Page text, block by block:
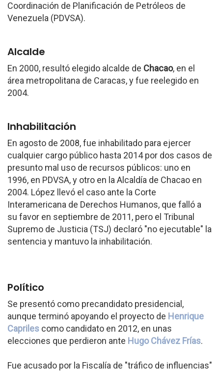
Coordinación de Planificación de Petróleos de
Venezuela (PDVSA).
Alcalde
En 2000, resultó elegido alcalde de Chacao, en el
área metropolitana de Caracas, y fue reelegido en
2004.
Inhabilitación
En agosto de 2008, fue inhabilitado para ejercer
cualquier cargo público hasta 2014 por dos casos de
presunto mal uso de recursos públicos: uno en
1996, en PDVSA, y otro en la Alcaldía de Chacao en
2004. López llevó el caso ante la Corte
Interamericana de Derechos Humanos, que falló a
su favor en septiembre de 2011, pero el Tribunal
Supremo de Justicia (TSJ) declaró "no ejecutable" la
sentencia y mantuvo la inhabilitación.
Político
Se presentó como precandidato presidencial,
aunque terminó apoyando el proyecto de Henrique
Capriles como candidato en 2012, en unas
elecciones que perdieron ante Hugo Chávez Frías.
Fue acusado por la Fiscalía de "tráfico de influencias"